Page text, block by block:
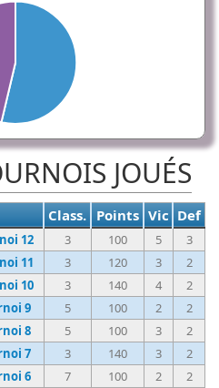
JOUÉS
Class. Points Vic Def
12 3 100 5
3
11 3 120 3
2
10 3 140 4
2
9 5 100 2
2
8 5 100 3
2
7 3 140 3
2
6 7 100 2
2